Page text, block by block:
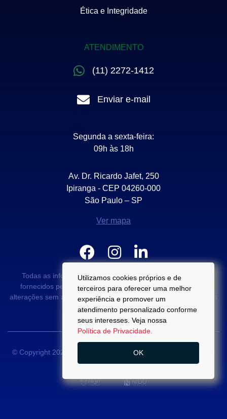
Ética e Integridade
ATENDIMENTO
(11) 2272-1412
Enviar e-mail
Segunda a sexta-feira:
09h às 18h
Av. Dr. Ricardo Jafet, 250
Ipiranga - CEP 04260-000
São Paulo – SP
Ver mapa
Todas as informações e valores exibidos neste portal são
fornecidos pelos proprietários dos imóveis podendo sofrer
alterações sem aviso prévio. Antes da proposta, consulte nossos
corretores.
© Copyright 2022 - Di Palma Campos -CRECI 22889-J
os direitos reservados.
Utilizamos cookies próprios e de
terceiros para oferecer uma melhor
experiência e promover um
atendimento personalizado conforme
seus interesses. Veja nossa
Política de Privacidade.
OK